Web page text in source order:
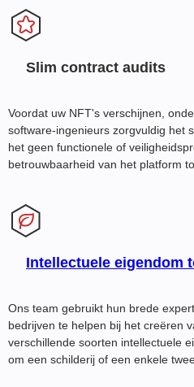
Slim contract audits
Voordat uw NFT's verschijnen,
software-ingenieurs zorgvuldig het
het geen functionele of
betrouwbaarheid van het platform
Intellectuele eigendom
Ons team gebruikt hun brede
bedrijven te helpen bij het creëren
verschillende soorten intellectuele
om een schilderij of een enkele